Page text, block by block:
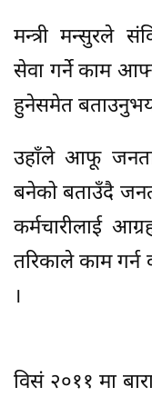
मन्त्री मन्सुरले
सेवा गर्ने काम
हुनेसमेत
उहाँले आफू
बनेको बताउँदै
कर्मचारीलाई
तरिकाले काम गर्न
।
विसं २०११ मा